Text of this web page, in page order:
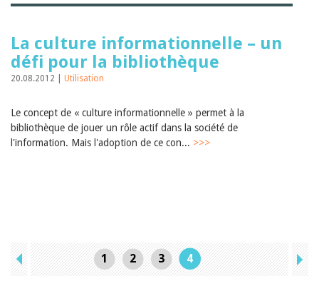
La culture informationnelle – un
défi pour la bibliothèque
20.08.2012 | Utilisation
Le concept de « culture informationnelle » permet à la
bibliothèque de jouer un rôle actif dans la société de
l'information. Mais l'adoption de ce con... >>>
1 2 3 4